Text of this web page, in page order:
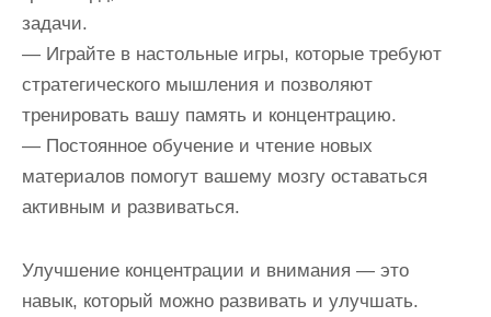
задачи.
— Играйте в настольные игры, которые требуют
стратегического мышления и позволяют
тренировать вашу память и концентрацию.
— Постоянное обучение и чтение новых
материалов помогут вашему мозгу оставаться
активным и развиваться.
Улучшение концентрации и внимания — это
навык, который можно развивать и улучшать.